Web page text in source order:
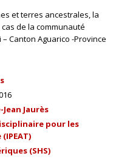
et terres ancestrales, la
de la communauté
Canton Aguarico -Province
Jaurès
pour les
(SHS)